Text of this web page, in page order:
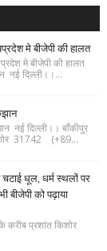
मे बीजेपी की हालत
मे बीजेपी की हालत
नई दिल्ली।।...
नई दिल्ली।। बाँकीपुर
31742 (+89...
चटाई धूल, धर्म स्थलों पर
बीजेपी को पढ़ाया
करीब प्रशांत किशोर